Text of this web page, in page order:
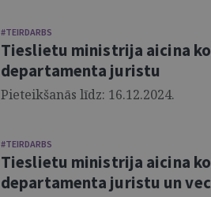
#TEIRDARBS
Tieslietu ministrija aicina
departamenta juristu
Pieteikšanās līdz: 16.12.2024.
#TEIRDARBS
Tieslietu ministrija aicina
departamenta juristu un